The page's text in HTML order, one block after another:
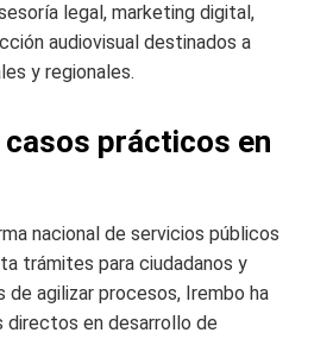
legal, marketing digital,
audiovisual destinados a
y regionales.
casos prácticos en
nacional de servicios públicos
trámites para ciudadanos y
de agilizar procesos, Irembo ha
directos en desarrollo de